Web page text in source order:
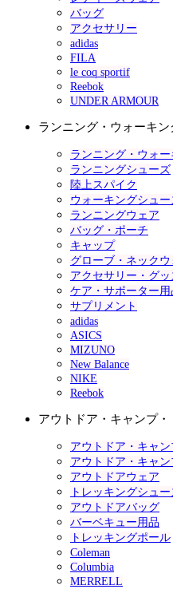
バッグ
アクセサリー
adidas
FILA
le coq sportif
Reebok
UNDER ARMOUR
ランニング・ウォーキン
ランニング・ウォ
ランニングシューズ
陸上スパイク
ウォーキングシュー
ランニングウェア
バッグ・ポーチ
キャップ
グローブ・ネックウ
アクセサリー・グッ
ケア・サポーター用
サプリメント
adidas
ASICS
MIZUNO
New Balance
NIKE
Reebok
アウトドア・キャンプ
アウトドア・キャ
アウトドア・キャン
アウトドアウェア
トレッキングシュー
アウトドアバッグ
バーベキュー用品
トレッキングポール
Coleman
Columbia
MERRELL